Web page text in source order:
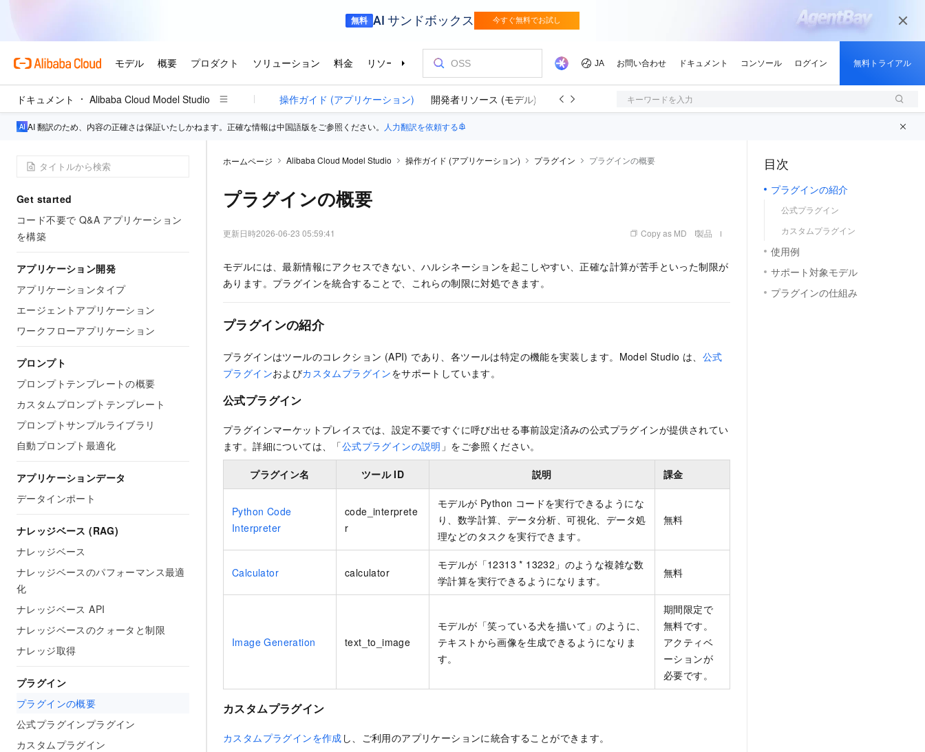
ドキュメント Alibaba Cloud Model Studio操作ガイド (モデル) 操作ガイド (アプリケーション) 開発者リソース (モデル) 開発者リソース (アプリケーション)
キーワードを入力
AI 翻訳のため、内容の正確さは保証いたしかねます。正確な情報は中国語版をご参照ください。 人力翻訳を依頼する
Get started
コード不要で Q&A アプリケーション
を構築
アプリケーション開発
アプリケーションタイプ
エージェントアプリケーション
ワークフローアプリケーション
プロンプト
プロンプトテンプレートの概要
カスタムプロンプトテンプレート
プロンプトサンプルライブラリ
自動プロンプト最適化
アプリケーションデータ
データインポート
ナレッジベース (RAG)
ナレッジベース
ナレッジベースのパフォーマンス最適
化
ナレッジベース API
ナレッジベースのクォータと制限
ナレッジ取得
プラグイン
プラグインの概要
公式プラグインプラグイン
カスタムプラグイン
ホームページ Alibaba Cloud Model Studio 操作ガイド (アプリケーション) プラグイン プラグインの概要
プラグインの概要
更新日時2026-06-23 05:59:41 Copy as MD 製品
モデルには、最新情報にアクセスできない、ハルシネーションを起こしやすい、正確な計算が苦手といった制限が
あります。プラグインを統合することで、これらの制限に対処できます。
プラグインの紹介
プラグインはツールのコレクション (API) であり、各ツールは特定の機能を実装します。Model Studio は、 公式
プラグインおよびカスタムプラグインをサポートしています。
公式プラグイン
プラグインマーケットプレイスでは、設定不要ですぐに呼び出せる事前設定済みの公式プラグインが提供されてい
ます。詳細については、「公式プラグインの説明 」をご参照ください。
プラグイン名 ツール ID 説明 課金
Python Code
Interpreter
code_interprete
r
モデルが Python コードを実行できるようにな
り、数学計算、データ分析、可視化、データ処
理などのタスクを実行できます。
無料
Calculator calculator
モデルが「12313 * 13232」のような複雑な数
学計算を実行できるようになります。
無料
Image Generation text_to_image
モデルが「笑っている犬を描いて」のように、
テキストから画像を生成できるようになりま
す。
期間限定で
無料です。
アクティベ
ーションが
必要です。
カスタムプラグイン
カスタムプラグインを作成 し、ご利用のアプリケーションに統合することができます。
目次
プラグインの紹介
公式プラグイン
カスタムプラグイン
使用例
サポート対象モデル
プラグインの仕組み